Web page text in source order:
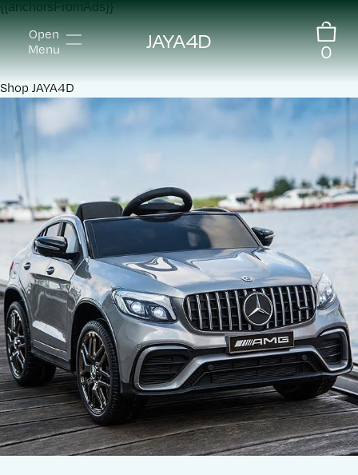
{{anchorsFromAds}}
Open
Menu
JAYA4D 0
Shop JAYA4D